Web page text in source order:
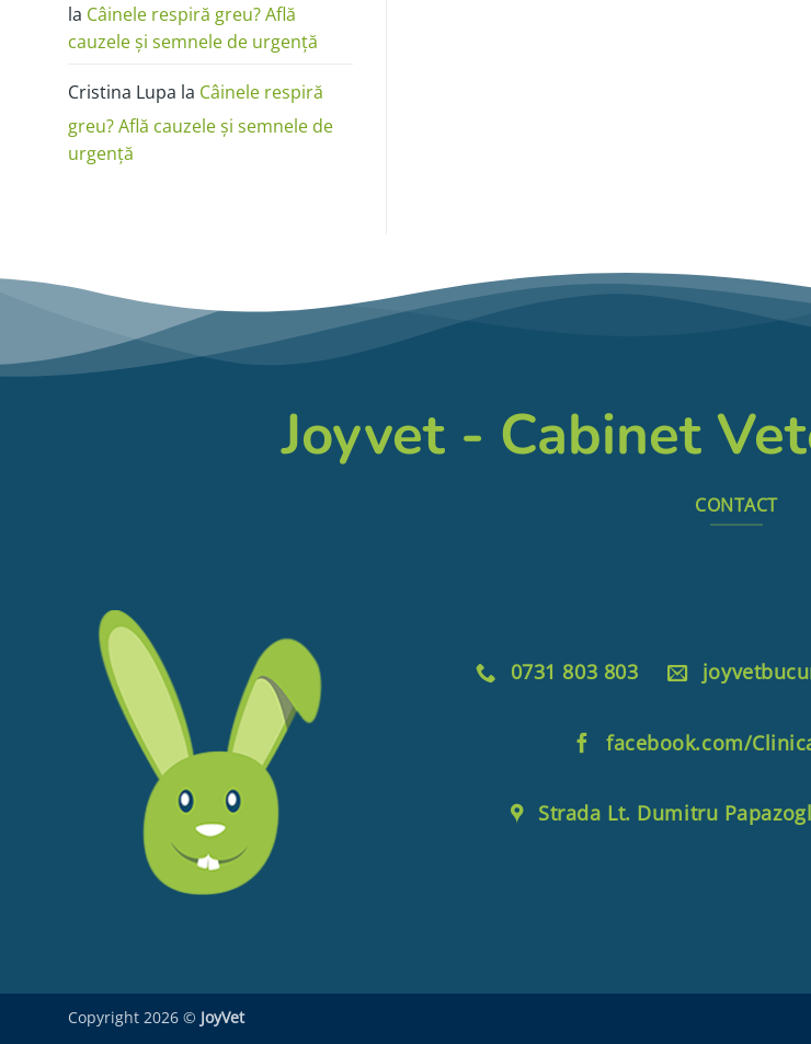
la Câinele respiră greu? Află
cauzele și semnele de urgență
Cristina Lupa la Câinele respiră
greu? Află cauzele și semnele de
urgență
Joyvet - Cabinet
CONTACT
0731 803 803
facebook.com/
Strada Lt. Dumitru
Copyright 2026 © JoyVet